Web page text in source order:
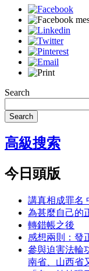
Search
Search
高級搜索
今日頭版
講真相成罪名
為甚麼自己的
轉錯帳之後
感想兩則：發
參與迫害法輪
南省、山西省